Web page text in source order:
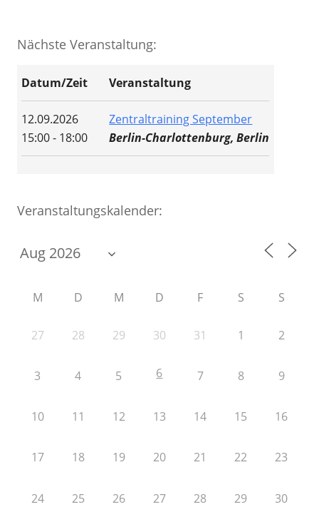
Nächste Veranstaltung:
Datum/Zeit Veranstaltung
12.09.2026
15:00 - 18:00
Zentraltraining September
Berlin-Charlottenburg, Berlin
Veranstaltungskalender:
M D M D F S S
27 28 29 30 31 1 2
3 4 5 6 7 8 9
10 11 12 13 14 15 16
17 18 19 20 21 22 23
24 25 26 27 28 29 30